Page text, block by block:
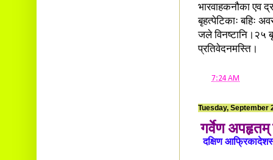
भारवाहकनौका एव
बृहत्पेटिकाः बहिः
जले विनष्टानि।२५
प्रतिवेदनमस्ति।
7:24 AM
Tuesday, September
गर्वेण अपहृतम्
दक्षिण